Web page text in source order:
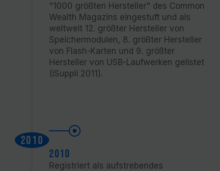
"1000 größten Hersteller" des Common
Wealth Magazins eingestuft und als
weltweit 12. größter Hersteller von
Speichermodulen, 8. größter Hersteller
von Flash-Karten und 9. größter
Hersteller von USB-Laufwerken gelistet
(iSuppli 2011).
2010
2010
Registriert als aufstrebendes